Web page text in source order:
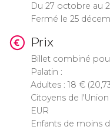
Du 27 octobre au
Fermé le 25
Prix
Billet combiné
Palatin :
Adultes : 18 €
Citoyens de
EUR
Enfants de moins